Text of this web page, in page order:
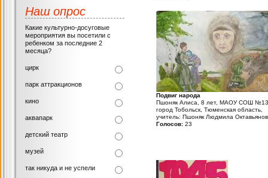
Подвиг народа
Пшоняк Алиса, 8 лет, МАОУ СОШ
город Тобольск, Тюменская область,
учитель: Пшоняк Людмила
Голосов: 23
Наш опрос
Какие культурно-досуговые
мероприятия вы посетили с
ребенком за последние 2
месяца?
цирк
парк аттракционов
кино
аквапарк
детский театр
музей
так никуда и не успели